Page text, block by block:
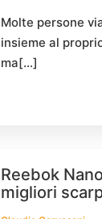
Molte persone
insieme al
ma[…]
Reebok
migliori